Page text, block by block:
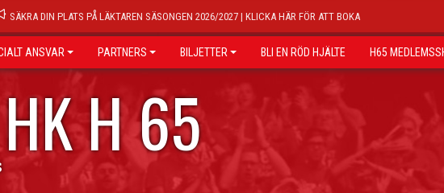
SÄKRA DIN PLATS PÅ LÄKTAREN SÄSONGEN 2026/2027 | KLICKA HÄR FÖR ATT BOKA
ANSVAR PARTNERS BILJETTER BLI EN RÖD HJÄLTE H65
H 65